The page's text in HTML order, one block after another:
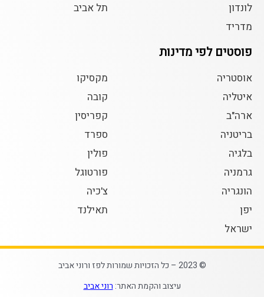
לונדון
מדריד
תל אביב
פוסטים לפי מדינות
אוסטריה
איטליה
ארה"ב
בריטניה
בלגיה
גרמניה
הונגריה
יפן
ישראל
מקסיקו
קובה
קפריסין
ספרד
פולין
פורטוגל
צ'כיה
תאילנד
© 2023 – כל הזכויות שמורות לפז ורוני אביב
עיצוב והקמת האתר: רוני אביב